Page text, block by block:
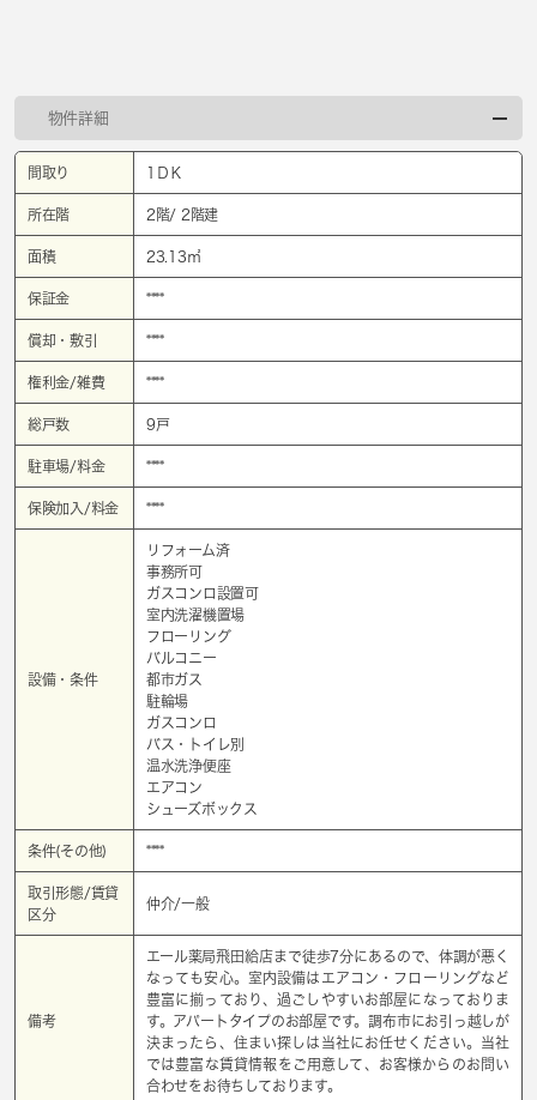
物件詳細
間取り 1ＤＫ
所在階 2階/ 2階建
面積 23.13㎡
保証金 ****
償却・敷引 ****
権利金/雑費 ****
総戸数 9戸
駐車場/料金 ****
保険加入/料金 ****
設備・条件
リフォーム済
事務所可
ガスコンロ設置可
室内洗濯機置場
フローリング
バルコニー
都市ガス
駐輪場
ガスコンロ
バス・トイレ別
温水洗浄便座
エアコン
シューズボックス
条件(その他) ****
取引形態/賃貸
区分
仲介/一般
備考
エール薬局飛田給店まで徒歩7分にあるので、体調が悪く
なっても安心。室内設備はエアコン・フローリングなど
豊富に揃っており、過ごしやすいお部屋になっておりま
す。アパートタイプのお部屋です。調布市にお引っ越しが
決まったら、住まい探しは当社にお任せください。当社
では豊富な賃貸情報をご用意して、お客様からのお問い
合わせをお待ちしております。